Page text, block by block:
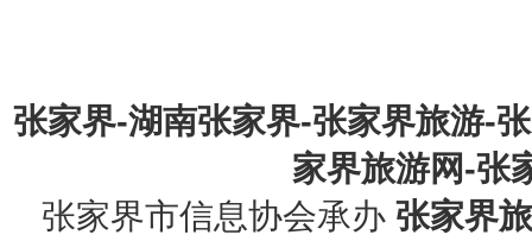
张家界-湖南张家界-张家界旅游-
家界旅游网-张
张家界市信息协会承办 张家界